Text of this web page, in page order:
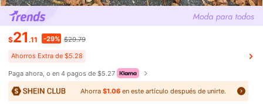
$21 .11 -29% $29.79
Ahorros Extra de $5.28
Paga ahora, o en 4 pagos de $5.27
Ahorra $1.06en este artículo después de unirte.